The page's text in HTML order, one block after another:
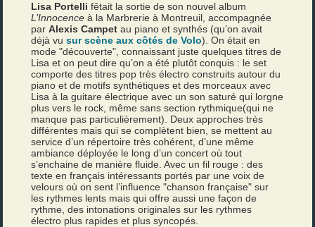
Lisa Portelli fêtait la sortie de son nouvel album
L’Innocenceà la Marbrerie à Montreuil, accompagnée
parAlexis Campet au piano et synthés (qu’on avait
déjà vusur scène aux côtés de Volo). On était en
mode "découverte", connaissant juste quelques titres de
Lisa et on peut dire qu’on a été plutôt conquis : le set
comporte des titres pop très électro construits autour du
piano et de motifs synthétiques et des morceaux avec
Lisa à la guitare électrique avec un son saturé qui lorgne
plus vers le rock, même sans section rythmique(qui ne
manque pas particulièrement). Deux approches très
différentes mais qui se complètent bien, se mettent au
service d’un répertoire très cohérent, d’une même
ambiance déployée le long d’un concert où tout
s’enchaine de manière fluide. Avec un fil rouge : des
texte en français intéressants portés par une voix de
velours où on sent l’influence "chanson française" sur
les rythmes lents mais qui offre aussi une façon de
rythme, des intonations originales sur les rythmes
électro plus rapides et plus syncopés.